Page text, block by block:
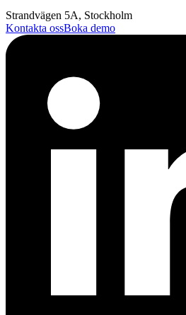
Strandvägen 5A, Stockholm
Kontakta ossBoka demo